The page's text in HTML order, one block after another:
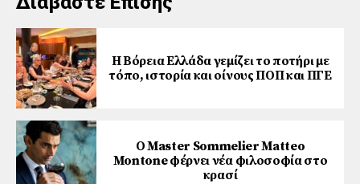
Η Βόρεια Ελλάδα γεμίζει το ποτήρι με
τόπο, ιστορία και οίνους ΠΟΠ και ΠΓΕ
Ο Master Sommelier Matteo
Montone φέρνει νέα φιλοσοφία στο
κρασί